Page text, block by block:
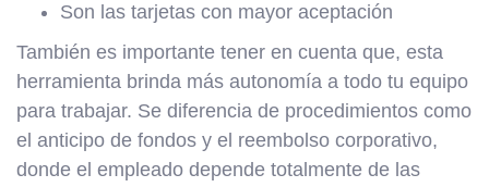
Son las tarjetas con mayor aceptación
También es importante tener en cuenta que, esta
herramienta brinda más autonomía a todo tu equipo
para trabajar. Se diferencia de procedimientos como
el anticipo de fondos y el reembolso corporativo,
donde el empleado depende totalmente de las